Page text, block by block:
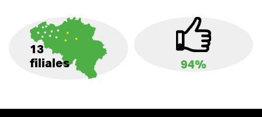
13
filiales
94%